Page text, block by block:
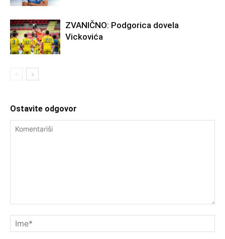
ZVANIČNO: Podgorica dovela
Vickovića
Ostavite odgovor